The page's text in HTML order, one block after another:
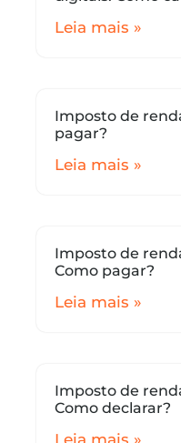
Leia mais »
Imposto de
pagar?
Leia mais »
Imposto de
Como pagar?
Leia mais »
Imposto de
Como declarar?